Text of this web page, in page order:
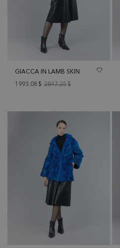
GIACCA IN LAMB SKIN
1993.08 $ 2847.25$